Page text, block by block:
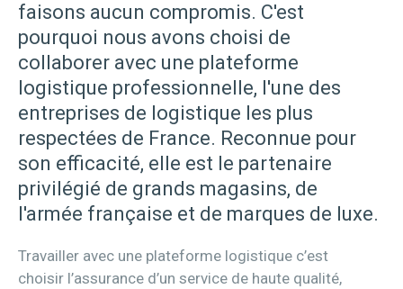
faisons aucun compromis. C'est
pourquoi nous avons choisi de
collaborer avec une plateforme
logistique professionnelle, l'une des
entreprises de logistique les plus
respectées de France. Reconnue pour
son efficacité, elle est le partenaire
privilégié de grands magasins, de
l'armée française et de marques de luxe.
Travailler avec une plateforme logistique c’est
choisir l’assurance d’un service de haute qualité,